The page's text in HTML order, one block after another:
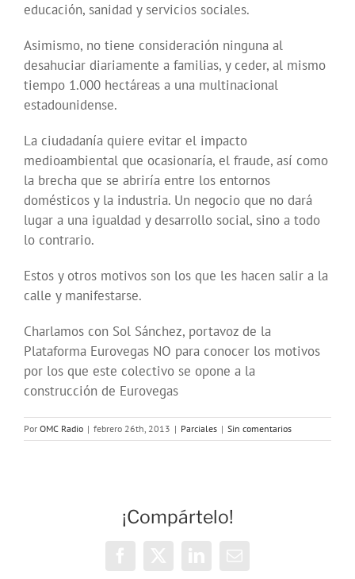
educación, sanidad y servicios sociales.
Asimismo, no tiene consideración ninguna al
desahuciar diariamente a familias, y ceder, al mismo
tiempo 1.000 hectáreas a una multinacional
estadounidense.
La ciudadanía quiere evitar el impacto
medioambiental que ocasionaría, el fraude, así como
la brecha que se abriría entre los entornos
domésticos y la industria. Un negocio que no dará
lugar a una igualdad y desarrollo social, sino a todo
lo contrario.
Estos y otros motivos son los que les hacen salir a la
calle y manifestarse.
Charlamos con Sol Sánchez, portavoz de la
Plataforma Eurovegas NO para conocer los motivos
por los que este colectivo se opone a la
construcción de Eurovegas
Por OMC Radio | febrero 26th, 2013 | Parciales | Sin comentarios
¡Compártelo!